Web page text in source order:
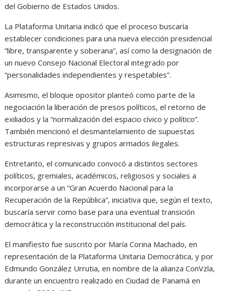
del Gobierno de Estados Unidos.
La Plataforma Unitaria indicó que el proceso buscaría
establecer condiciones para una nueva elección presidencial
“libre, transparente y soberana”, así como la designación de
un nuevo Consejo Nacional Electoral integrado por
“personalidades independientes y respetables”.
Asimismo, el bloque opositor planteó como parte de la
negociación la liberación de presos políticos, el retorno de
exiliados y la “normalización del espacio cívico y político”.
También mencionó el desmantelamiento de supuestas
estructuras represivas y grupos armados ilegales.
Entretanto, el comunicado convocó a distintos sectores
políticos, gremiales, académicos, religiosos y sociales a
incorporarse a un “Gran Acuerdo Nacional para la
Recuperación de la República”, iniciativa que, según el texto,
buscaría servir como base para una eventual transición
democrática y la reconstrucción institucional del país.
El manifiesto fue suscrito por María Corina Machado, en
representación de la Plataforma Unitaria Democrática, y por
Edmundo González Urrutia, en nombre de la alianza ConVzla,
durante un encuentro realizado en Ciudad de Panamá en